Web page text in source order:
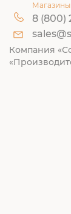
Магазины
8 (800)
Компания